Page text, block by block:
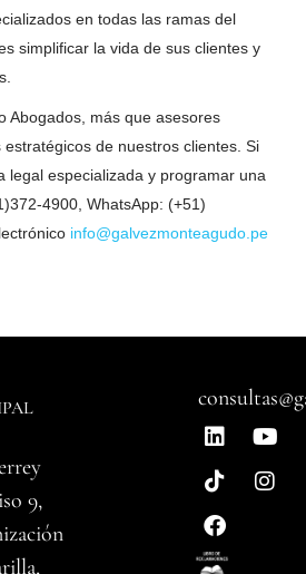
en todas las ramas del
simplificar la vida de sus clientes y
Abogados, más que asesores
de nuestros clientes. Si
legal especializada y programar una
4900, WhatsApp: (+51)
info@galvezmonteagudo.pe
9,